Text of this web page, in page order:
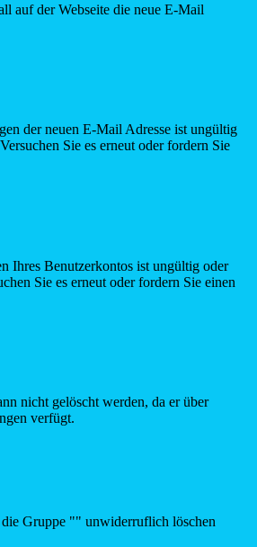
auf der Webseite die neue E-Mail
der neuen E-Mail Adresse ist ungültig
Sie es erneut oder fordern Sie
Ihres Benutzerkontos ist ungültig oder
Sie es erneut oder fordern Sie einen
nicht gelöscht werden, da er über
verfügt.
die Gruppe "" unwiderruflich löschen